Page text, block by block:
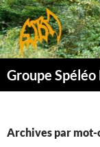
Aller
au
contenu
Groupe
Archives par mot-